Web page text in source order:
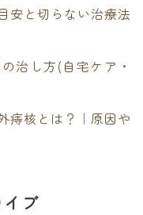
安と切らない治療法
治し方(自宅ケア・
痔核とは？｜原因や
ブ